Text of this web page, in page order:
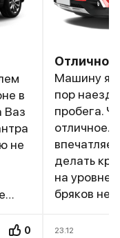
в
Ваз
не
0
Отличное
Машину я
пор
пробега.
отличное.
делать
на уровне.
бряков
качества,
23.12